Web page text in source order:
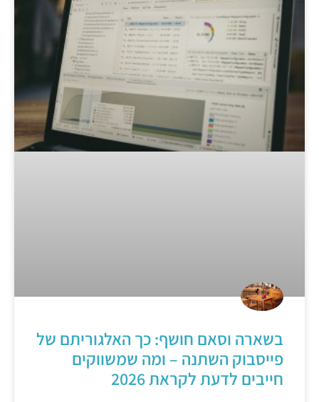
בשארה וסאם חושף: כך האלגוריתם של
פייסבוק השתנה – ומה שמשווקים
חייבים לדעת לקראת 2026